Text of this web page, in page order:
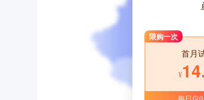
限购一次
首月
¥